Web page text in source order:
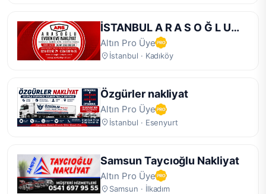
İSTANBUL A R A S O Ğ L U
Nakliyat
Altın Pro Üye
İstanbul · Kadıköy
Özgürler nakliyat
Altın Pro Üye
İstanbul · Esenyurt
Samsun Taycıoğlu Nakliyat
Altın Pro Üye
Samsun · İlkadım